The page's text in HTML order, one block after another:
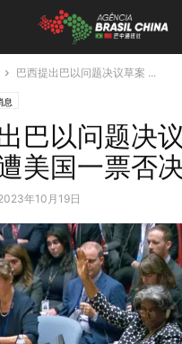
巴西提出巴以问题决议草案 ...
息
巴以问题决
美国一票否
年10月19日